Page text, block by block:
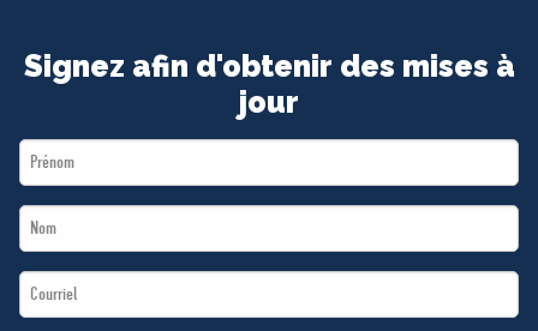
Signez afin d'obtenir des mises à
jour
First
Name
Last
Name
Email
*